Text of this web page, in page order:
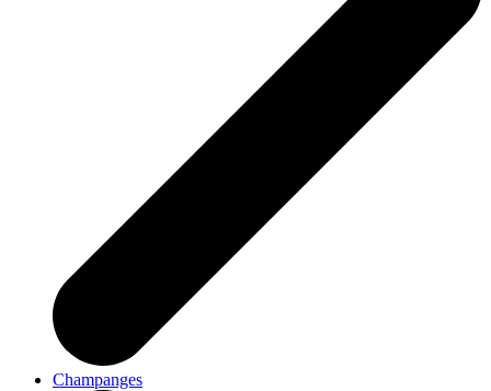
Champanges